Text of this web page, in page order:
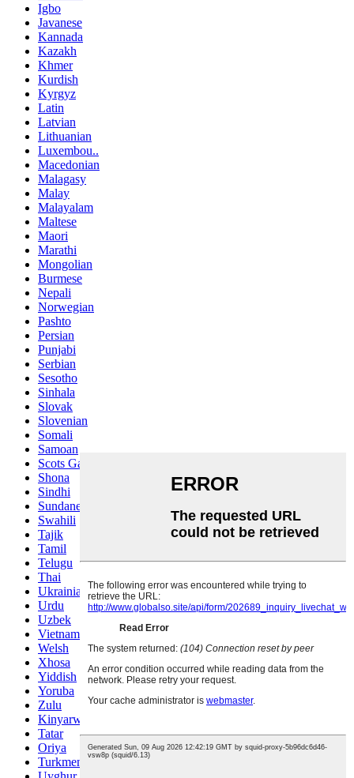
Igbo
Javanese
Kannada
Kazakh
Khmer
Kurdish
Kyrgyz
Latin
Latvian
Lithuanian
Luxembou..
Macedonian
Malagasy
Malay
Malayalam
Maltese
Maori
Marathi
Mongolian
Burmese
Nepali
Norwegian
Pashto
Persian
Punjabi
Serbian
Sesotho
Sinhala
Slovak
Slovenian
Somali
Samoan
Scots Gaelic
Shona
Sindhi
Sundanese
Swahili
Tajik
Tamil
Telugu
Thai
Ukrainian
Urdu
Uzbek
Vietnamese
Welsh
Xhosa
Yiddish
Yoruba
Zulu
Kinyarwanda
Tatar
Oriya
Turkmen